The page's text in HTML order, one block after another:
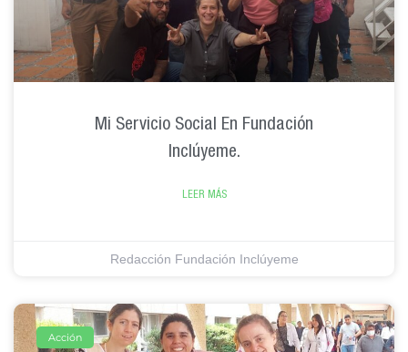
Mi Servicio Social En Fundación
Inclúyeme.
LEER MÁS
Redacción Fundación Inclúyeme
Acción